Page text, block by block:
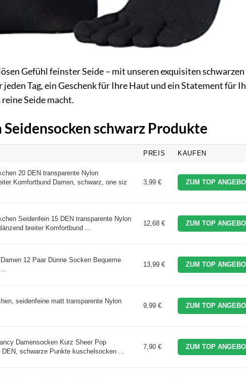
Gefühl feinster Seide – mit unseren exquisiten schwarzen
jeden Tag, ein Geschenk für Ihre Haut und ein Statement für
Seide macht.
schwarz Produkte
PREIS KAUFEN
20 DEN transparente Nylon
Komfortbund Damen, schwarz, one siz
3,99 € ZUM TOP
Seidenfein 15 DEN transparente Nylon
breiter Komfortbund ...
12,68 € ZUM TOP
12 Paar Dünne Socken Bequeme
13,99 € ZUM TOP
seidenfeine matt transparente Nylon
9,99 € ZUM TOP
Damensocken Kurz Sheer Pop
schwarze Punkte kuschelsocken ...
7,90 € ZUM TOP